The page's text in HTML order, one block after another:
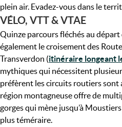
plein air. Evadez-vous dans le
VÉLO, VTT & VTAE
Quinze parcours fléchés au
également le croisement des
Transverdon (itinéraire longeant
mythiques qui nécessitent
préfèrent les circuits routiers sont
région montagneuse offre de
gorges qui mène jusqu’à
plus téméraire.